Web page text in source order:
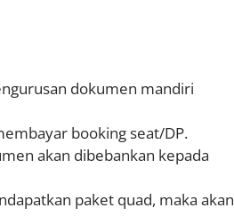
dokumen mandiri
booking seat/DP.
akan dibebankan kepada
paket quad, maka akan